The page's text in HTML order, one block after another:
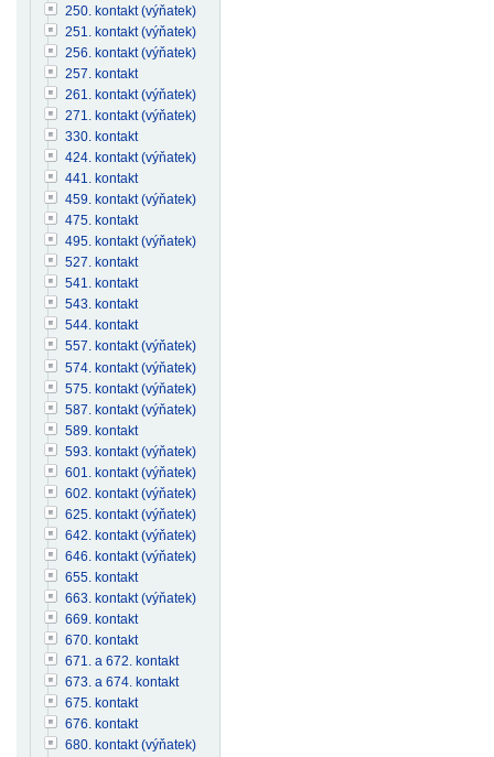
250. kontakt (výňatek)
251. kontakt (výňatek)
256. kontakt (výňatek)
257. kontakt
261. kontakt (výňatek)
271. kontakt (výňatek)
330. kontakt
424. kontakt (výňatek)
441. kontakt
459. kontakt (výňatek)
475. kontakt
495. kontakt (výňatek)
527. kontakt
541. kontakt
543. kontakt
544. kontakt
557. kontakt (výňatek)
574. kontakt (výňatek)
575. kontakt (výňatek)
587. kontakt (výňatek)
589. kontakt
593. kontakt (výňatek)
601. kontakt (výňatek)
602. kontakt (výňatek)
625. kontakt (výňatek)
642. kontakt (výňatek)
646. kontakt (výňatek)
655. kontakt
663. kontakt (výňatek)
669. kontakt
670. kontakt
671. a 672. kontakt
673. a 674. kontakt
675. kontakt
676. kontakt
680. kontakt (výňatek)